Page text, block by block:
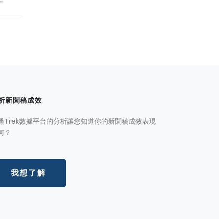
新聞稿成效
Trek數據平台的分析讓您知道你的新聞稿成效表現
？
我想了解